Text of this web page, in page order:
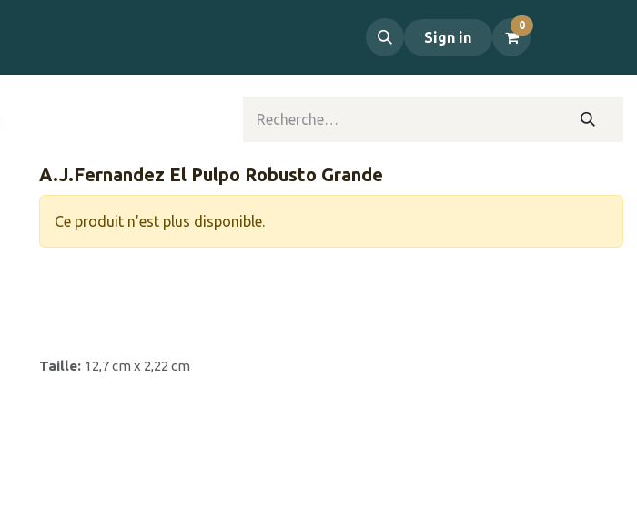
Sign in
0
A.J.Fernandez El Pulpo Robusto Grande
Ce produit n'est plus disponible.
Taille: 12,7 cm x 2,22 cm